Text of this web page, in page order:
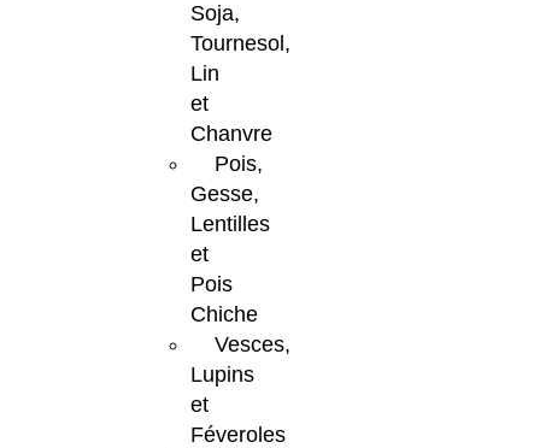
Soja,
Tournesol,
Lin
et
Chanvre
Pois,
Gesse,
Lentilles
et
Pois
Chiche
Vesces,
Lupins
et
Féveroles